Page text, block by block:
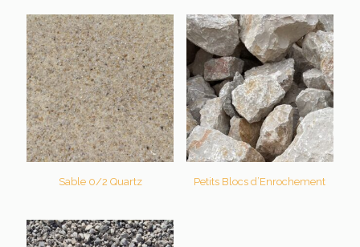
Sable 0/2 Quartz Petits Blocs d’Enrochement